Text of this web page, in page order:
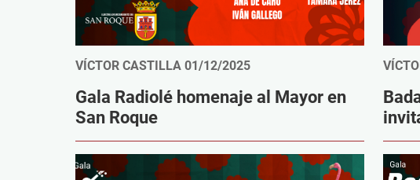
VÍCTOR CASTILLA 01/12/2025
Gala Radiolé homenaje al Mayor en
San Roque